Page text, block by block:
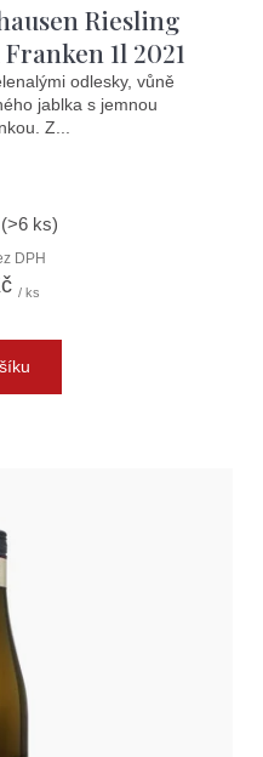
Riesling
1l 2021
odlesky, vůně
jablka s jemnou
Z...
(>6 ks)
DPH
/ ks